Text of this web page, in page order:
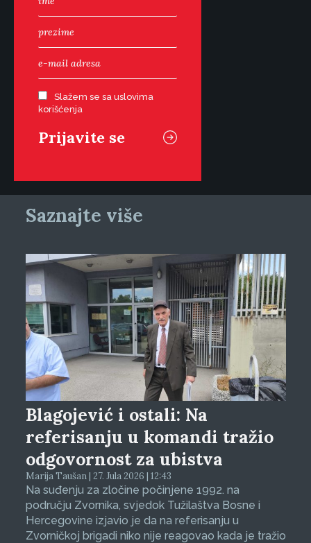
Slažem se sa uslovima
korišćenja
Saznajte više
Blagojević i ostali: Na
referisanju u komandi tražio
odgovornost za ubistva
Marija Taušan | 27. Jula 2026 | 12:43
Na suđenju za zločine počinjene 1992. na
području Zvornika, svjedok Tužilaštva Bosne i
Hercegovine izjavio je da na referisanju u
Zvorničkoj brigadi niko nije reagovao kada je tražio